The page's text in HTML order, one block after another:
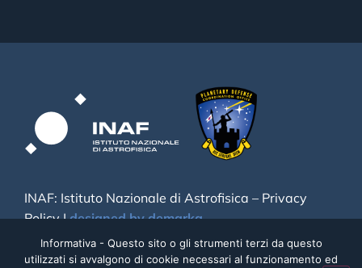
INAF: Istituto Nazionale di Astrofisica – Privacy
Policy|designed by demarka
Informativa - Questo sito o gli strumenti terzi da questo
utilizzati si avvalgono di cookie necessari al funzionamento ed